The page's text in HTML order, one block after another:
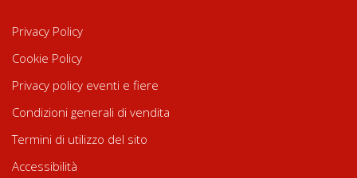
Privacy Policy
Cookie Policy
Privacy policy eventi e fiere
Condizioni generali di vendita
Termini di utilizzo del sito
Accessibilità